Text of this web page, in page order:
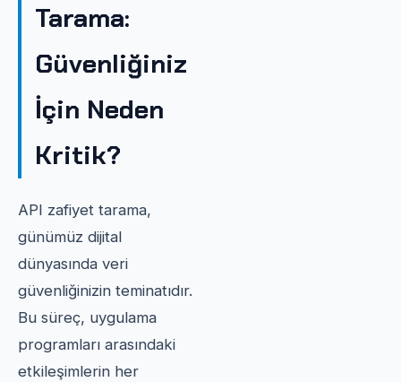
Tarama:
Güvenliğiniz
İçin Neden
Kritik?
API zafiyet tarama,
günümüz dijital
dünyasında veri
güvenliğinizin teminatıdır.
Bu süreç, uygulama
programları arasındaki
etkileşimlerin her